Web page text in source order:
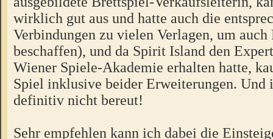
wirklich gut aus und hatte auch die
Verbindungen zu vielen Verlagen, um auch
beschaffen), und da Spirit Island den
Wiener Spiele-Akademie erhalten hatte,
Spiel inklusive beider Erweiterungen. Und
definitiv nicht bereut!
Sehr empfehlen kann ich dabei die